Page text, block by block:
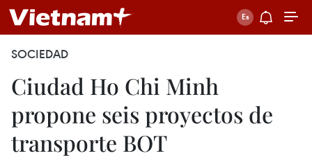
SOCIEDAD
Ciudad Ho Chi Minh
propone seis proyectos de
transporte BOT